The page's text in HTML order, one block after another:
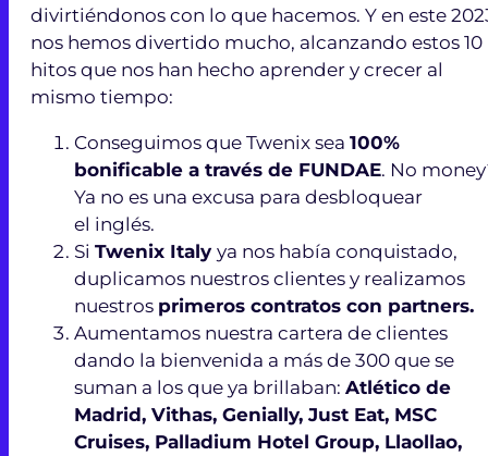
divirtiéndonos con lo que hacemos. Y en este
nos hemos divertido mucho, alcanzando estos 10
hitos que nos han hecho aprender y crecer al
mismo tiempo:
Conseguimos que Twenix sea 100%
bonificable a través de FUNDAE. No
Ya no es una excusa para desbloquear
el inglés.
Si Twenix Italy ya nos había conquistado,
duplicamos nuestros clientes y realizamos
nuestros primeros contratos con partners.
Aumentamos nuestra cartera de clientes
dando la bienvenida a más de 300 que se
suman a los que ya brillaban: Atlético de
Madrid, Vithas, Genially, Just Eat, MSC
Cruises, Palladium Hotel Group, Llaollao,